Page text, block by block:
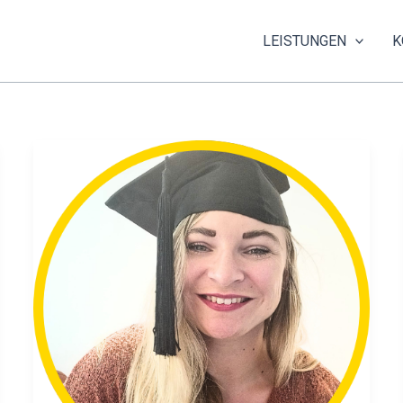
LEISTUNGEN
BAFA‑Förderung
Coaches
&
Soloselbstständige